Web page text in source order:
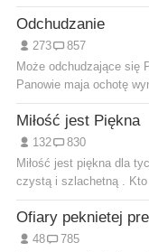
Odchudzanie
273
857
Może odchudzające się
Panowie maja ochotę
Miłość jest Piękna
132
830
Miłość jest piękna dla
czystą i szlachetną .
Ofiary peknietej
48
785